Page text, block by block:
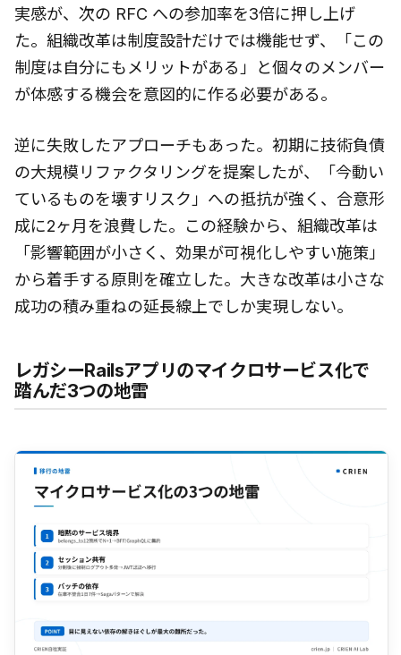
実感が、次の RFC への参加率を3倍に押し上げ
た。組織改革は制度設計だけでは機能せず、「この
制度は自分にもメリットがある」と個々のメンバー
が体感する機会を意図的に作る必要がある。
逆に失敗したアプローチもあった。初期に技術負債
の大規模リファクタリングを提案したが、「今動い
ているものを壊すリスク」への抵抗が強く、合意形
成に2ヶ月を浪費した。この経験から、組織改革は
「影響範囲が小さく、効果が可視化しやすい施策」
から着手する原則を確立した。大きな改革は小さな
成功の積み重ねの延長線上でしか実現しない。
レガシーRailsアプリのマイクロサービス化で
踏んだ3つの地雷